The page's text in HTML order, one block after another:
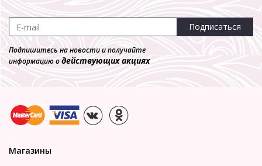
Подписаться
Подпишитесь на новости и получайте
информацию одействующих акциях
Магазины